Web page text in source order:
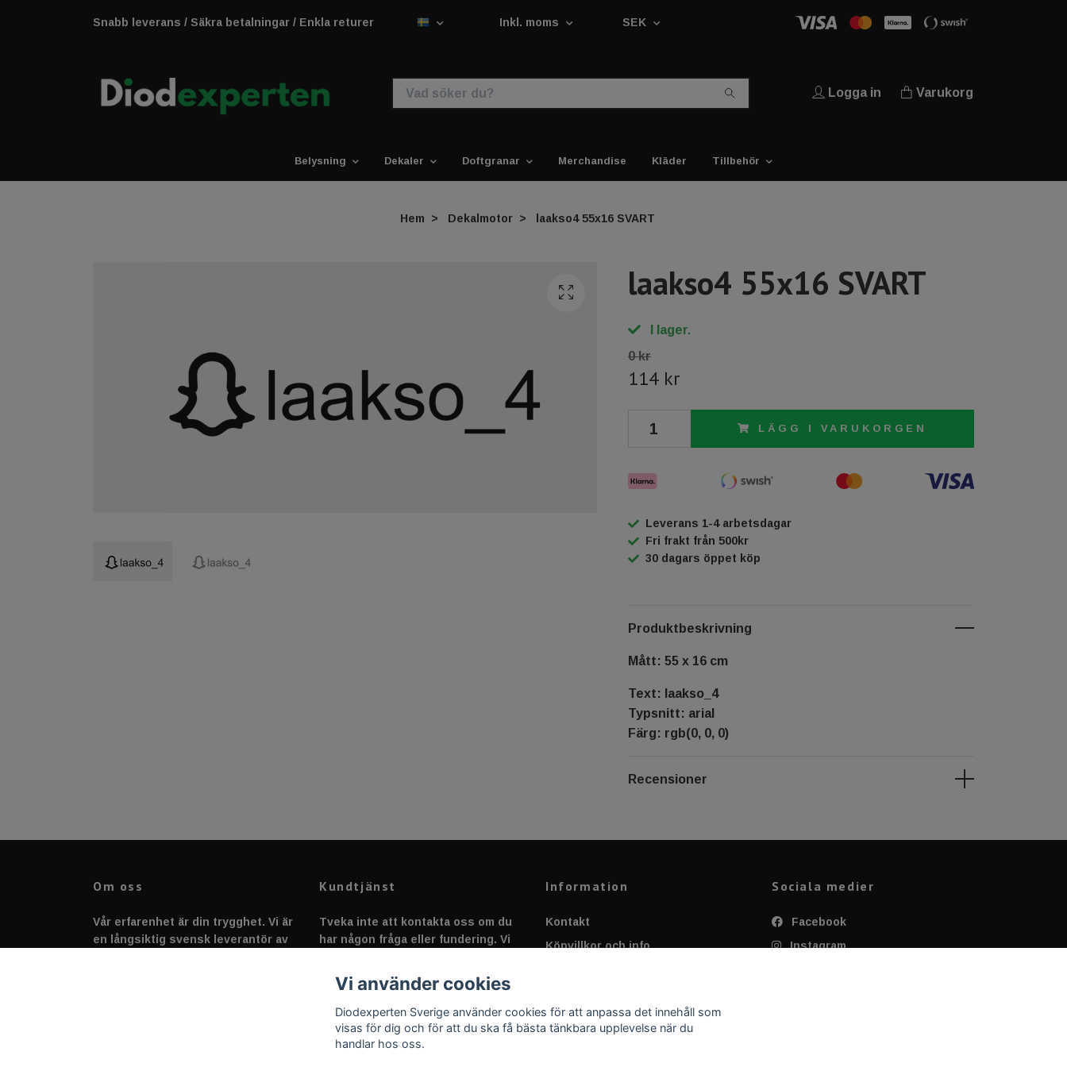
Snabb leverans / Säkra betalningar / Enkla returer Inkl. moms SEK
Logga in Varukorg
Belysning Dekaler Doftgranar Merchandise Kläder Tillbehör
Hem Dekalmotor laakso4 55x16 SVART
laakso4 55x16 SVART
I lager.
0 kr
114 kr
LÄGG I VARUKORGEN
Leverans 1-4 arbetsdagar
Fri frakt från 500kr
30 dagars öppet köp
Produktbeskrivning
Mått: 55 x 16 cm
Text: laakso_4
Typsnitt: arial
Färg: rgb(0, 0, 0)
Recensioner
Om oss
Vår erfarenhet är din trygghet. Vi är
en långsiktig svensk leverantör av
Kundtjänst
Tveka inte att kontakta oss om du
har någon fråga eller fundering. Vi
Information
Kontakt
Köpvillkor och info
Applicering av Dekal
Sociala medier
Facebook
Instagram
Vi använder cookies
Diodexperten Sverige använder cookies för att anpassa det innehåll som
visas för dig och för att du ska få bästa tänkbara upplevelse när du
handlar hos oss.